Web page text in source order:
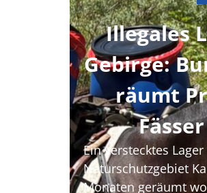
Illegales
Gebirge:
räumt
Ein verstecktes
Naturschutzgebiet
Monaten geräumt